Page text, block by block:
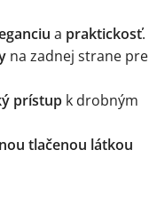
a praktickosť.
na zadnej strane pre
prístup k drobným
tlačenou látkou